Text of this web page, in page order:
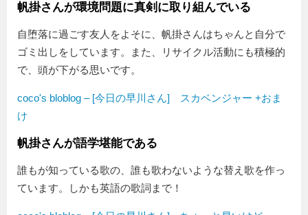
帆掛さんが環境問題に真剣に取り組んでいる
自堕落に過ごす友人をよそに、帆掛さんはちゃんと自分で
ゴミ出しをしています。また、リサイクル活動にも積極的
で、頭が下がる思いです。
coco's bloblog – [今日の早川さん] スカベンジャー +おま
け
帆掛さんが語学堪能である
誰もが知っている歌の、誰も歌わないような替え歌を作っ
ています。しかも英語の歌詞まで！